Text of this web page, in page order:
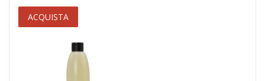
ACQUISTA